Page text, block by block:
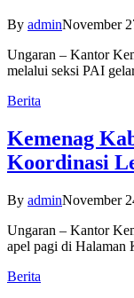
By adminNovember
Ungaran – Kantor
melalui seksi PAI
Berita
Kemenag
Koordinasi
By adminNovember
Ungaran – Kantor
apel pagi di Halaman
Berita